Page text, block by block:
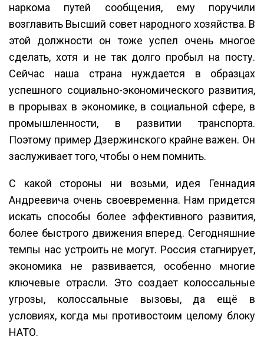
наркома путей сообщения, ему поручили
возглавить Высший совет народного хозяйства. В
этой должности он тоже успел очень многое
сделать, хотя и не так долго пробыл на посту.
Сейчас наша страна нуждается в образцах
успешного социально-экономического развития,
в прорывах в экономике, в социальной сфере, в
промышленности, в развитии транспорта.
Поэтому пример Дзержинского крайне важен. Он
заслуживает того, чтобы о нем помнить.
С какой стороны ни возьми, идея Геннадия
Андреевича очень своевременна. Нам придется
искать способы более эффективного развития,
более быстрого движения вперед. Сегодняшние
темпы нас устроить не могут. Россия стагнирует,
экономика не развивается, особенно многие
ключевые отрасли. Это создает колоссальные
угрозы, колоссальные вызовы, да ещё в
условиях, когда мы противостоим целому блоку
НАТО.